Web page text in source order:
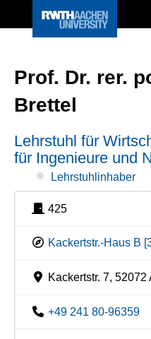
Prof. Dr. rer.
Brettel
Lehrstuhl für
für Ingenieure und
Lehrstuhlinhaber
425
Kackertstr.-Haus B
Kackertstr. 7, 52072
+49 241 80-96359